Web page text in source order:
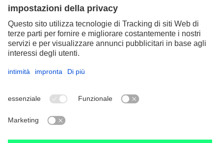
8306 Brüttisellen
+41 44 805 2828
info@pferd-vsm.ch
Protezione dei dati
CGV